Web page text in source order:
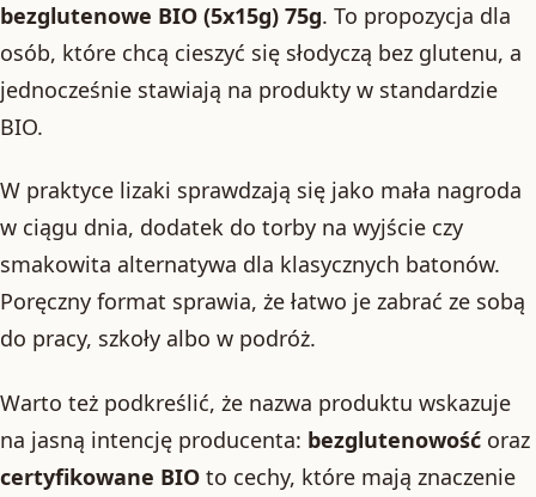
bezglutenowe BIO (5x15g) 75g. To propozycja dla
osób, które chcą cieszyć się słodyczą bez glutenu, a
jednocześnie stawiają na produkty w standardzie
BIO.
W praktyce lizaki sprawdzają się jako mała nagroda
w ciągu dnia, dodatek do torby na wyjście czy
smakowita alternatywa dla klasycznych batonów.
Poręczny format sprawia, że łatwo je zabrać ze sobą
do pracy, szkoły albo w podróż.
Warto też podkreślić, że nazwa produktu wskazuje
na jasną intencję producenta: bezglutenowość oraz
certyfikowane BIO to cechy, które mają znaczenie